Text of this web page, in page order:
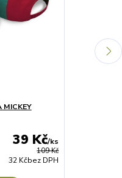
MICKEY
109 Kč
39 Kč/ks
32 Kčbez DPH